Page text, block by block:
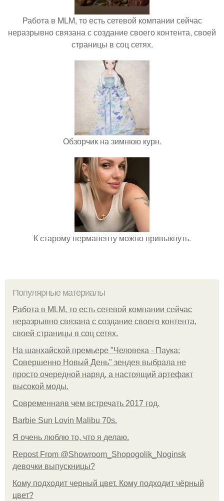
Работа в MLM, то есть сетевой компании сейчас
неразрывно связана с создание своего контента, своей
страницы в соц сетях.
Обзорчик на зимнюю курн.
К старому перманенту можно привыкнуть.
Популярные материалы
Работа в MLM, то есть сетевой компании сейчас
неразрывно связана с создание своего контента,
своей страницы в соц сетях.
На шанхайской премьере "Человека - Паука:
Совершенно Новый День" зендея выбрала не
просто очередной наряд, а настоящий артефакт
высокой моды.
Современнаяв чем встречать 2017 год.
Barbie Sun Lovin Malibu 70s.
Я очень люблю то, что я делаю.
Repost From @Showroom_Shopogolik_Noginsk
девочки выпускницы?
Кому подходит черный цвет. Кому подходит чёрный
цвет?